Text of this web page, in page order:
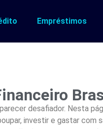
Empréstimos
desafiador. Nesta
investir e gastar com